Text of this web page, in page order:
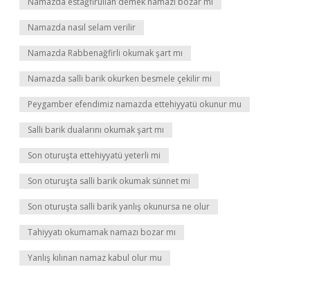
Namazda nasıl selam verilir
Namazda Rabbenağfirli okumak şart mı
Namazda salli barik okurken besmele çekilir mi
Peygamber efendimiz namazda ettehiyyatü okunur mu
Salli barik dualarını okumak şart mı
Son oturuşta ettehiyyatü yeterli mi
Son oturuşta salli barik okumak sünnet mi
Son oturuşta salli barik yanlış okunursa ne olur
Tahiyyatı okumamak namazı bozar mı
Yanlış kılınan namaz kabul olur mu